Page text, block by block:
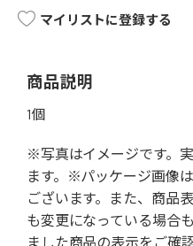
マイリストに登録する
商品説明
1個
※写真はイメージです。
ます。※パッケージ画像
ございます。また、商品
も変更になっている場合
ました商品の表示をご確